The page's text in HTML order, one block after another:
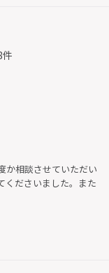
件
か相談させていただい
くださいました。また